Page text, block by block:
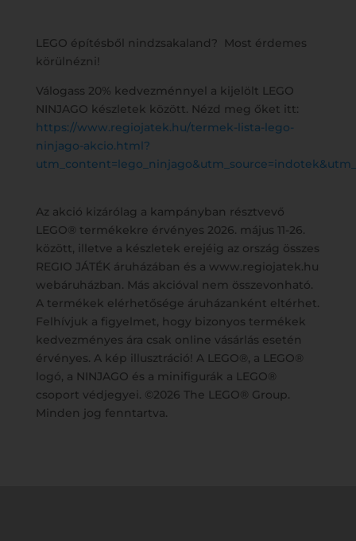
LEGO építésből nindzsakaland? Most érdemes
körülnézni!
Válogass 20% kedvezménnyel a kijelölt LEGO
NINJAGO készletek között. Nézd meg őket itt:
https://www.regiojatek.hu/termek-lista-lego-
ninjago-akcio.html?
Az akció kizárólag a kampányban résztvevő
LEGO® termékekre érvényes 2026. május 11-26.
között, illetve a készletek erejéig az ország összes
REGIO JÁTÉK áruházában és a www.regiojatek.hu
webáruházban. Más akcióval nem összevonható.
A termékek elérhetősége áruházanként eltérhet.
Felhívjuk a figyelmet, hogy bizonyos termékek
kedvezményes ára csak online vásárlás esetén
érvényes. A kép illusztráció! A LEGO®, a LEGO®
logó, a NINJAGO és a minifigurák a LEGO®
csoport védjegyei. ©2026 The LEGO® Group.
Minden jog fenntartva.